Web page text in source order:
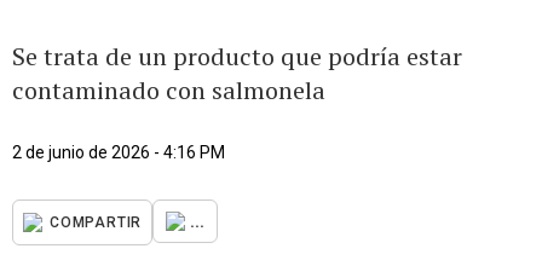
Se trata de un producto que podría estar
contaminado con salmonela
2 de junio de 2026 - 4:16 PM
COMPARTIR ...